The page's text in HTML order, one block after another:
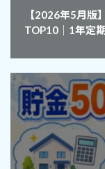
【2026年5月版
TOP10｜1年定